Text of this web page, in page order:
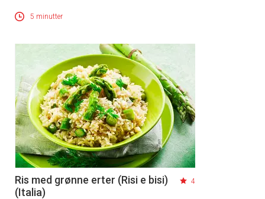
5 minutter
Ris med grønne erter (Risi e bisi)
(Italia)
4